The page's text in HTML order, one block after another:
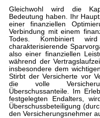
Gleichwohl wird die
Bedeutung haben. Ihr
einer finanziellen
Verbindung mit einem
Todes. Kombiniert
charakterisierende
also einer finanziellen
während der
insbesondere dem
Stirbt der Versicherte vor
die volle
Überschussanteile. Im
festgelegten Endalters,
Überschussbeteiligung
den Versicherungsnehmer